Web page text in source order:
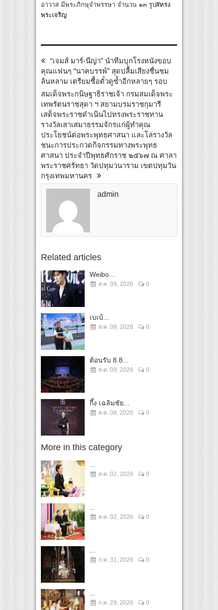
อาวาส มีพระภิกษุจำพรรษา จำนวน ๑๓ รูป#ทรง
พระเจริญ
“เจมส์ มาร์-นีญ่า” นำทีมบุกโรงหนังขอบ
คุณแฟนๆ “นาคบรรพ์” สุดปลื้มเสียงชื่นชม
ล้นหลาม เตรียมซื้อตั๋วดูซ้ำอีกหลายๆ รอบ
สมเด็จพระกนิษฐาธิราชเจ้า กรมสมเด็จพระ
เทพรัตนราชสุดา ฯ สยามบรมราชกุมารี
เสด็จพระราชดำเนินไปทรงพระราชทาน
รางวัลเสาเสมาธรรมจักรแก่ผู้ทำคุณ
ประโยชน์ต่อพระพุทธศาสนา และโล่รางวัล
ชนะการประกวดกิจกรรมทางพระพุทธ
ศาสนา ประจำปีพุทธศักราช ๒๕๖๗ ณ ศาลา
พระราชศรัทธา วัดปทุมวนาราม เขตปทุมวัน
กรุงเทพมหานคร
admin
Related articles
Weibo...
ส.ค. 09, 2026 0
เบเบ้...
ส.ค. 09, 2026 0
ต้อนรับ 8.8...
ส.ค. 09, 2026 0
กึ้ง เฉลิมชัย...
ส.ค. 08, 2026 0
More in this category
ส.ค. 02, 2026 0
ส.ค. 02, 2026 0
ก.ค. 31, 2026 0
ก.ค. 29, 2026 0